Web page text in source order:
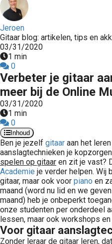
Jeroen
Gitaar blog: artikelen, tips en
03/31/2020
1 min
0
Verbeter je gitaar
meer bij de Online
03/31/2020
1 min
0
Inhoud
Ben je jezelf gitaar aan het
aanslagtechnieken je
spelen op gitaar en zit je vast?
Academie je verder helpen. Wij
gitaar, maar ook voor piano en
maand (word nu lid en we
maand) heb je onbeperkt
onze studenten per onderdeel
lessen, maar ook workshops
Voor gitaar
Zonder leraar de gitaar leren,